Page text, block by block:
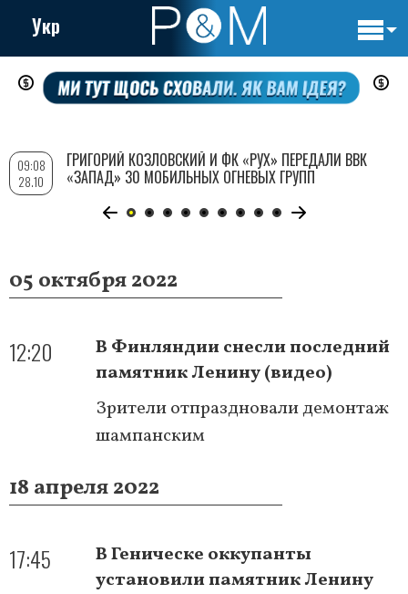
Перейти
содержанию
Укр
05 октября 2022
12:20
В Финляндии снесли последний
памятник Ленину (видео)
Зрители отпраздновали демонтаж
шампанским
18 апреля 2022
17:45
В Геническе оккупанты
установили памятник Ленину
09:08
28.10
ГРИГОРИЙ КОЗЛОВСКИЙ И ФК «РУХ» ПЕРЕДАЛИ ВВК
«ЗАПАД» 30 МОБИЛЬНЫХ ОГНЕВЫХ ГРУПП